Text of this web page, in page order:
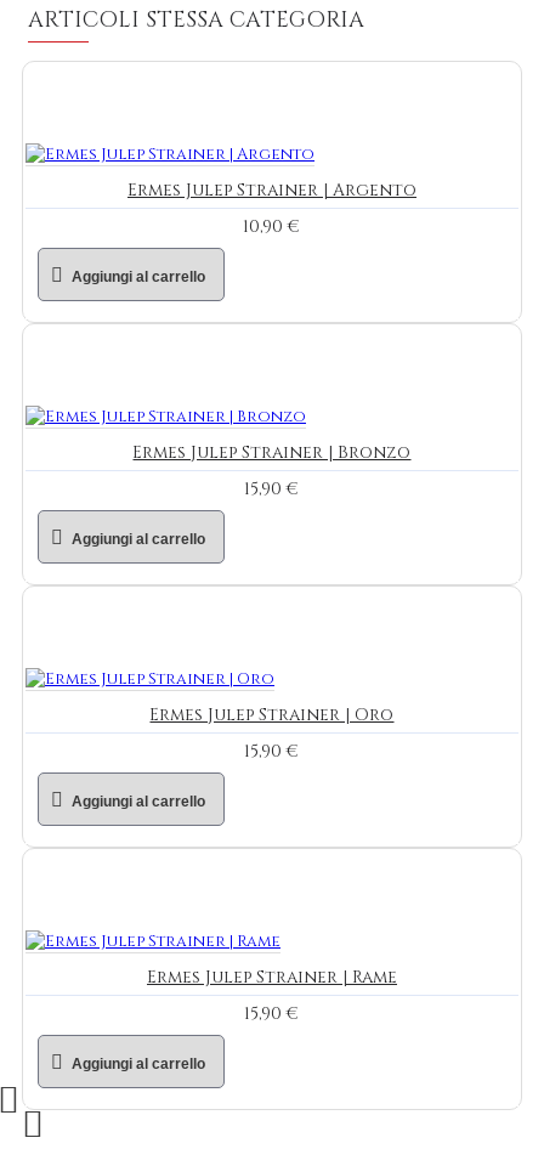
ARTICOLI STESSA CATEGORIA
Ermes Julep Strainer | Argento
10,90 €
Aggiungi al carrello
Ermes Julep Strainer | Bronzo
15,90 €
Aggiungi al carrello
Ermes Julep Strainer | Oro
15,90 €
Aggiungi al carrello
Ermes Julep Strainer | Rame
15,90 €
Aggiungi al carrello